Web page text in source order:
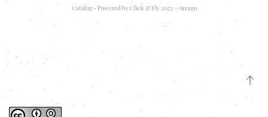
Catalog - Powered byClick & Fly 2023 - Arezzo